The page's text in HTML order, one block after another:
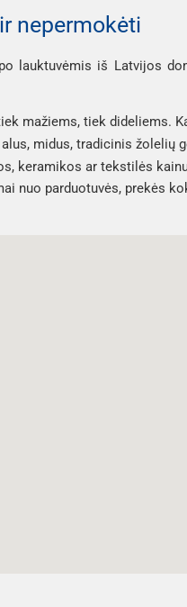
nepermokėti
lauktuvėmis iš Latvijos
mažiems, tiek dideliems.
midus, tradicinis žolelių
keramikos ar tekstilės
nuo parduotuvės, prekės